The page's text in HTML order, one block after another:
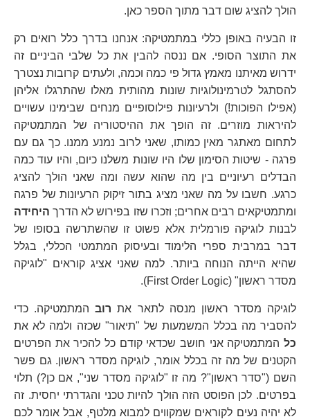
הולך להציג שום דבר מתוך הספר כאן.
זו הבעיה באופן כללי במתמטיקה: אנחנו בדרך כלל רואים רק
את התוצר הסופי. אם ננסה להבין את כל שלבי הביניים זה
ידרוש מאיתנו מאמץ גדול פי כמה וכמה, ולעתים קרובות נצטרך
להסתגל לטרמינולוגיות שונות מהותית מאלו שהתרגלו אליהן
(אפילו הפוכות!) ולרעיונות פילוסופיים מנחים שבימינו עשויים
להיראות מוזרים. זה הופך את ההיסטוריה של המתמטיקה
לתחום מאתגר מאין כמותו, שאני לרוב נמנע ממנו. כך גם עם
פרגה - שיטות הסימון שלו היו שונות משלנו כיום, והיו עוד כמה
הבדלים רעיוניים בין מה שהוא עשה ומה שאני הולך להציג
כרגע. חשבו על מה שאני מציג בתור זיקוק הרעיונות של פרגה
ומתמטיקאים רבים אחרים; וזכרו שזו בפירוש לא הדרך היחידה
לבנות לוגיקה פורמלית אלא פשוט זו שהשתרשה בסופו של
דבר במרבית ספרי הלימוד ובעיסוק המתמטי הכללי, בגלל
שהיא הייתה הנוחה ביותר. למה שאני אציג קוראים "לוגיקה
מסדר ראשון" (First Order Logic).
לוגיקה מסדר ראשון מנסה לתאר את רובהמתמטיקה. כדי
להסביר מה בכלל המשמעות של "תיאור" שכזה ולמה לא את
כל המתמטיקה אני חושב שכדאי קודם כל להכיר את הפרטים
הקטנים של מה זה בכלל אומר, לוגיקה מסדר ראשון. גם פשר
השם ("סדר ראשון"? מה זו "לוגיקה מסדר שני", אם כן?) תלוי
בפרטים. לכן הפוסט הזה הולך להיות טכני והגדרתי יחסית. זה
לא יהיה נעים לקוראים שמקווים למבוא מלטף, אבל אומר לכם